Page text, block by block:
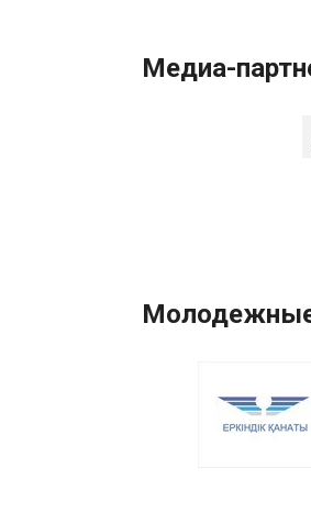
Медиа-
Молодежные